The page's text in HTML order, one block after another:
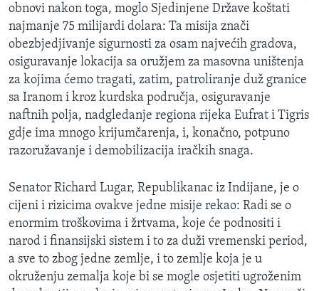
obnovi nakon toga, moglo Sjedinjene Države koštati
najmanje 75 milijardi dolara: Ta misija znači
obezbjedjivanje sigurnosti za osam najvećih gradova,
osiguravanje lokacija sa oružjem za masovna uništenja
za kojima ćemo tragati, zatim, patroliranje duž granice
sa Iranom i kroz kurdska područja, osiguravanje
naftnih polja, nadgledanje regiona rijeka Eufrat i Tigris
gdje ima mnogo krijumčarenja, i, konačno, potpuno
razoružavanje i demobilizacija iračkih snaga.
Senator Richard Lugar, Republikanac iz Indijane, je o
cijeni i rizicima ovakve jedne misije rekao: Radi se o
enormim troškovima i žrtvama, koje će podnositi i
narod i finansijski sistem i to za duži vremenski period,
a sve to zbog jedne zemlje, i to zemlje koja je u
okruženju zemalja koje bi se mogle osjetiti ugroženim